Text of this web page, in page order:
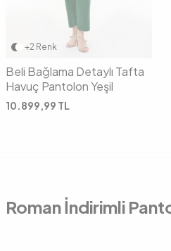
+2 Renk
Beli Bağlama Detaylı Tafta
Havuç Pantolon Yeşil
10.899,99 TL
Roman İndirimli